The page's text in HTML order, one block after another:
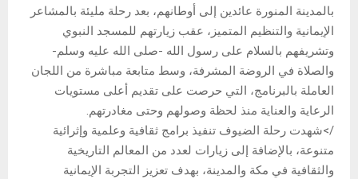
بالمدينة المنورة عائدين إلى أوطانهم، بعد رحلة مليئة بالمشاعر
الإيمانية والتنظيم المتميز، عقب زيارتهم للمسجد النبوي
وتشريفهم بالسلام على رسول الله -صلى الله عليه وسلم-
والصلاة في الروضة المشرفة، وسط متابعة مباشرة من اللجان
العاملة بالبرنامج، التي حرصت على تقديم أعلى مستويات
الرعاية والعناية منذ لحظة وصولهم وحتى مغادرتهم.
/>شهدت رحلة الضيوف تنفيذ برامج ثقافية وعلمية وإثرائية
متنوعة، بالإضافة إلى زيارات لعدد من المعالم التاريخية
والثقافية في مكة والمدينة، بهدف تعزيز التجربة الإيمانية